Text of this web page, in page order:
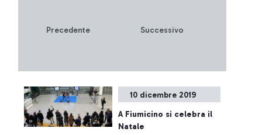
Precedente Successivo
10 dicembre 2019
A Fiumicino si celebra il
Natale